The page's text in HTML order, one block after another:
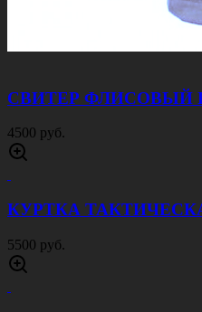
СВИТЕР ФЛИСОВЫЙ
4500 руб.
КУРТКА
5500 руб.